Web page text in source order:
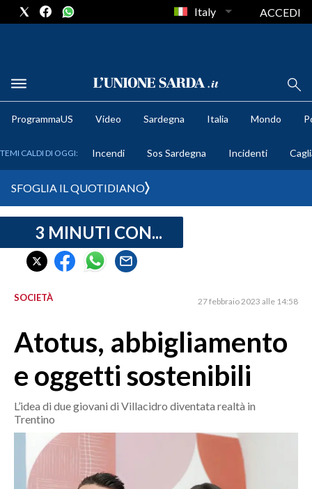
METEO
CRONACA SARDEGNA
CAGLIARI
SULCIS IGLESIENTE
ORISTANO E PROVINCIA
SASSARI E PROVINCIA
GALLURA
NUORO E PROVINCIA
OGLIASTRA
AGENDA
CRONACA
Italy ACCEDI
ProgrammaUS Video Sardegna Italia Mondo
TEMI CALDI DI OGGI: Incendi Sos Sardegna Incidenti
SFOGLIA IL QUOTIDIANO
3 MINUTI CON...
SOCIETÀ 27 febbraio 2023 alle 14:58
Atotus, abbigliamento
e oggetti sostenibili
L’idea di due giovani di Villacidro diventata realtà in
Trentino